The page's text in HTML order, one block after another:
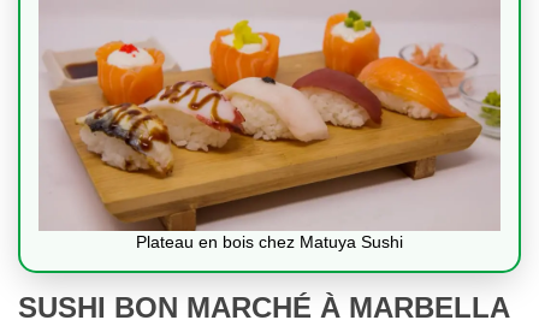
Plateau en bois chez Matuya Sushi
SUSHI BON MARCHÉ À MARBELLA